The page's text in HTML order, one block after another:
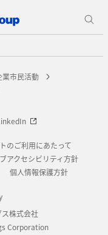
業市民活動
のご利用にあたって
アクセシビリティ方針
個人情報保護方針
株式会社
Corporation